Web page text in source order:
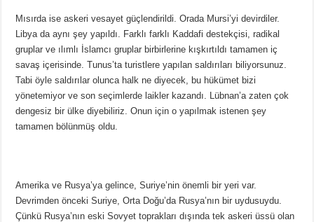
Mısırda ise askeri vesayet güçlendirildi. Orada Mursi’yi devirdiler.
Libya da aynı şey yapıldı. Farklı farklı Kaddafi destekçisi, radikal
gruplar ve ılımlı İslamcı gruplar birbirlerine kışkırtıldı tamamen iç
savaş içerisinde. Tunus’ta turistlere yapılan saldırıları biliyorsunuz.
Tabi öyle saldırılar olunca halk ne diyecek, bu hükümet bizi
yönetemiyor ve son seçimlerde laikler kazandı. Lübnan’a zaten çok
dengesiz bir ülke diyebiliriz. Onun için o yapılmak istenen şey
tamamen bölünmüş oldu.
Amerika ve Rusya’ya gelince, Suriye’nin önemli bir yeri var.
Devrimden önceki Suriye, Orta Doğu’da Rusya’nın bir uydusuydu.
Çünkü Rusya’nın eski Sovyet toprakları dışında tek askeri üssü olan